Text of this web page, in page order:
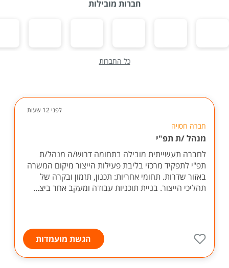
חברות מובילות
כל החברות
לפני 12 שעות
חברה חסויה
מנהל /ת תפ"י
לחברה תעשייתית מובילה בתחומה דרוש/ה מנהל/ת
תפ"י לתפקיד מרכזי בליבת פעילות הייצור מיקום המשרה
באזור שדרות. תחומי אחריות: תכנון, תזמון ובקרה של
תהליכי הייצור. בניית תוכניות עבודה ומעקב אחר ביצ...
הגשת מועמדות